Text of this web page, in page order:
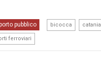
pubblico bicocca catania
ferroviari